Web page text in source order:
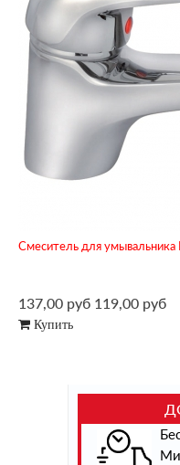
Смеситель для умывальника
137,00 руб 119,00 руб
Купить